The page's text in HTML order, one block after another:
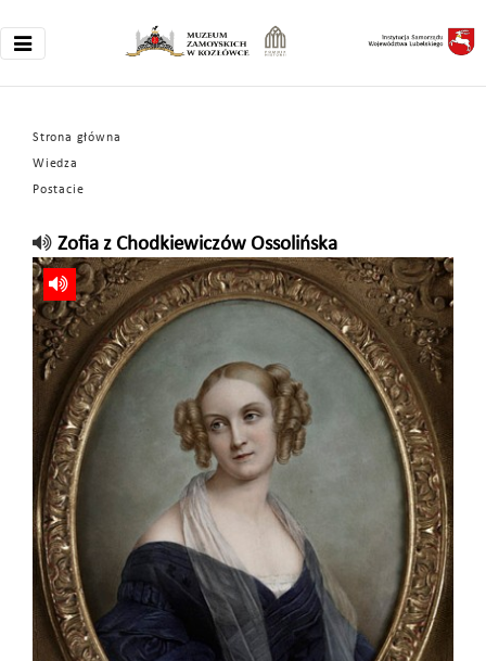
Strona główna
Wiedza
Postacie
Zofia z Chodkiewiczów Ossolińska